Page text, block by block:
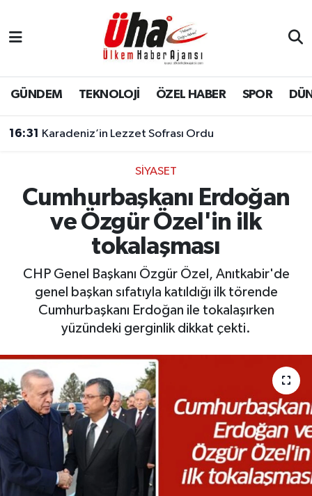
GÜNDEM TEKNOLOJİ ÖZEL HABER SPOR
16:31 Karadeniz’in Lezzet Sofrası Ordu
SİYASET
Cumhurbaşkanı Erdoğan
ve Özgür Özel'in ilk
tokalaşması
CHP Genel Başkanı Özgür Özel, Anıtkabir'de
genel başkan sıfatıyla katıldığı ilk törende
Cumhurbaşkanı Erdoğan ile tokalaşırken
yüzündeki gerginlik dikkat çekti.
İstanbul Nöbetçi Eczaneler
İstanbul Hava Durumu
Süper Lig Puan Durumu ve Fikstür
Tüm Manşetler
Son Dakika Haberleri
Haber Arşivi